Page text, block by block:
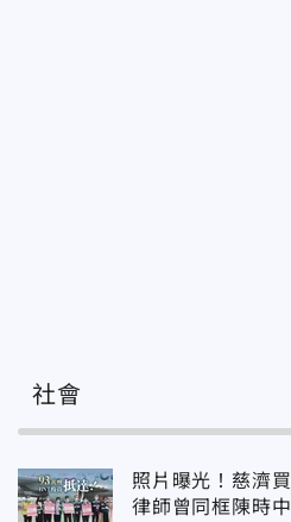
社會
照片曝光！慈濟
律師曾同框陳時中